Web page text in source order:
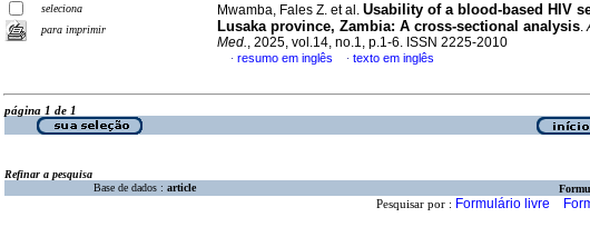
seleciona
para imprimir
Mwamba, Fales Z. et al. Usability of a blood-based HIV
Lusaka province, Zambia: A cross-sectional analysis.
Med., 2025, vol.14, no.1, p.1-6. ISSN 2225-2010
· resumo em inglês · texto em inglês
página 1 de 1
Refinar a pesquisa
Base de dados : article
Pesquisar por : Formulário livre